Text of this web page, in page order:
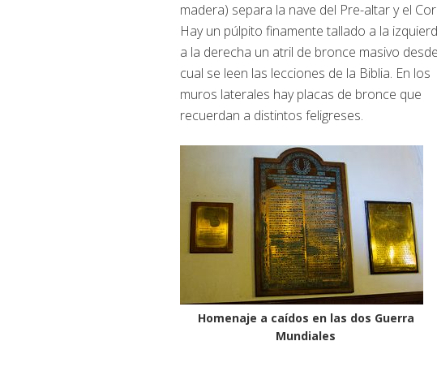
madera) separa la nave del Pre-altar y el
Hay un púlpito finamente tallado a la
a la derecha un atril de bronce masivo
cual se leen las lecciones de la Biblia. En los
muros laterales hay placas de bronce que
recuerdan a distintos feligreses.
Homenaje a caídos en las dos Guerra
Mundiales